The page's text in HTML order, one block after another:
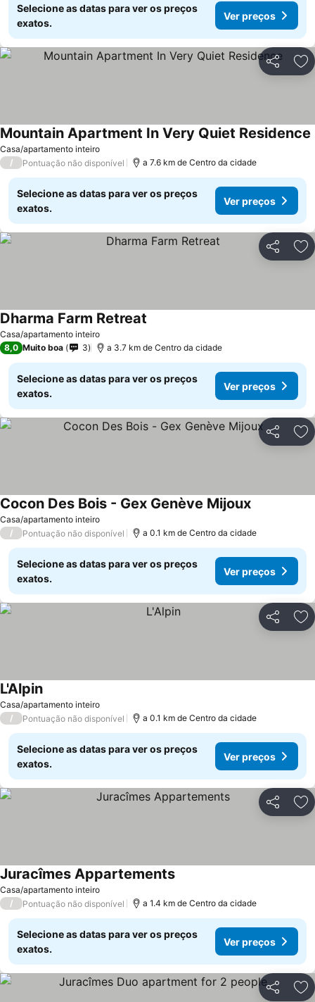
Selecione as datas para ver os preços
exatos.
Ver preços
Partilhar
Casa/apartamento inteiro
Mountain Apartment In Very Quiet Residence
/ Pontuação não disponível a 7.6 km de Centro da cidade
Selecione as datas para ver os preços
exatos.
Ver preços
Partilhar
Casa/apartamento inteiro
Dharma Farm Retreat
8,0 Muito boa 3 a 3.7 km de Centro da cidade
Selecione as datas para ver os preços
exatos.
Ver preços
Partilhar
Casa/apartamento inteiro
Cocon Des Bois - Gex Genève Mijoux
/ Pontuação não disponível a 0.1 km de Centro da cidade
Selecione as datas para ver os preços
exatos.
Ver preços
Partilhar
Casa/apartamento inteiro
L'Alpin
/ Pontuação não disponível a 0.1 km de Centro da cidade
Selecione as datas para ver os preços
exatos.
Ver preços
Partilhar
Casa/apartamento inteiro
Juracîmes Appartements
/ Pontuação não disponível a 1.4 km de Centro da cidade
Selecione as datas para ver os preços
exatos.
Ver preços
Partilhar